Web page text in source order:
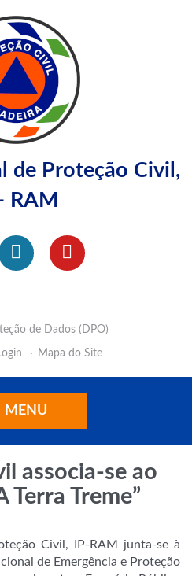
de Proteção Civil,
- RAM
de Dados (DPO)
Mapa do Site
MENU
associa-se ao
Terra Treme”
Civil, IP-RAM junta-se à
de Emergência e Proteção